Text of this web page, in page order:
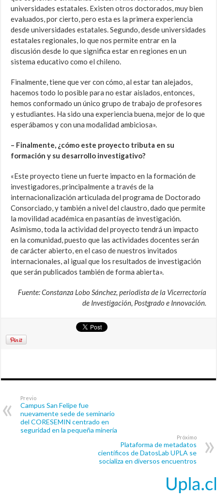
universidades estatales. Existen otros doctorados, muy bien
evaluados, por cierto, pero esta es la primera experiencia
desde universidades estatales. Segundo, desde universidades
estatales regionales, lo que nos permite entrar en la
discusión desde lo que significa estar en regiones en un
sistema educativo como el chileno.
Finalmente, tiene que ver con cómo, al estar tan alejados,
hacemos todo lo posible para no estar aislados, entonces,
hemos conformado un único grupo de trabajo de profesores
y estudiantes. Ha sido una experiencia buena, mejor de lo que
esperábamos y con una modalidad ambiciosa».
– Finalmente, ¿cómo este proyecto tributa en su
formación y su desarrollo investigativo?
«Este proyecto tiene un fuerte impacto en la formación de
investigadores, principalmente a través de la
internacionalización articulada del programa de Doctorado
Consorciado, y también a nivel del claustro, dado que permite
la movilidad académica en pasantías de investigación.
Asimismo, toda la actividad del proyecto tendrá un impacto
en la comunidad, puesto que las actividades docentes serán
de carácter abierto, en el caso de nuestros invitados
internacionales, al igual que los resultados de investigación
que serán publicados también de forma abierta».
Fuente: Constanza Lobo Sánchez, periodista de la Vicerrectoría
de Investigación, Postgrado e Innovación.
Previo
Campus San Felipe fue
nuevamente sede de seminario
del CORESEMIN centrado en
seguridad en la pequeña minería
Próximo
Plataforma de metadatos
científicos de DatosLab UPLA se
socializa en diversos encuentros